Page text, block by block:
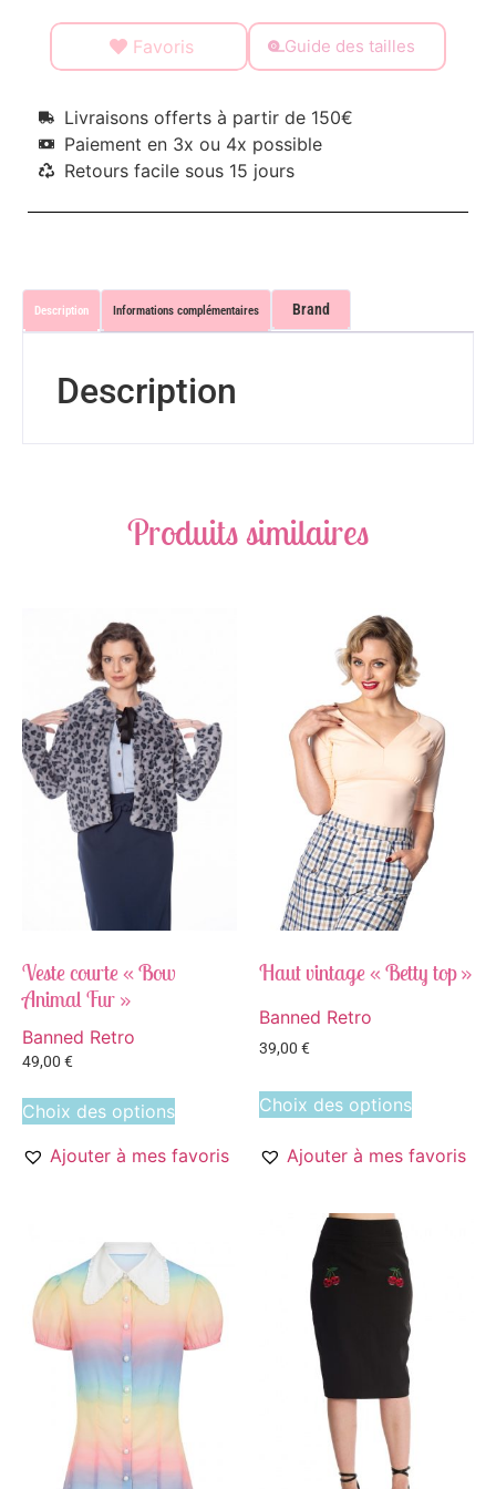
Favoris Guide des tailles
Livraisons offerts à partir de 150€
Paiement en 3x ou 4x possible
Retours facile sous 15 jours
Description Informations complémentaires Brand
Description
Produits similaires
Veste courte « Bow
Animal Fur »
Banned Retro
49,00 €
Choix des options
Ajouter à mes favoris
Haut vintage « Betty top »
Banned Retro
39,00 €
Choix des options
Ajouter à mes favoris